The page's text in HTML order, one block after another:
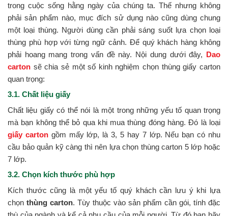
trong cuộc sống hằng ngày của chúng ta. Thế nhưng không
phải sản phẩm nào, mục đích sử dụng nào cũng dùng chung
một loại thùng. Người dùng cần phải sáng suốt lựa chọn loại
thùng phù hợp với từng ngữ cảnh. Để quý khách hàng không
phải hoang mang trong vấn đề này. Nội dung dưới đây, Dao
carton sẽ chia sẻ một số kinh nghiệm chọn thùng giấy carton
quan trọng:
3.1. Chất liệu giấy
Chất liệu giấy có thể nói là một trong những yếu tố quan trọng
mà bạn không thể bỏ qua khi mua thùng đóng hàng. Đó là loại
giấy cartongồm mấy lớp, là 3, 5 hay 7 lớp. Nếu bạn có nhu
cầu bảo quản kỹ càng thì nên lựa chọn thùng carton 5 lớp hoặc
7 lớp.
3.2. Chọn kích thước phù hợp
Kích thước cũng là một yếu tố quý khách cần lưu ý khi lựa
chọn thùng carton. Tùy thuộc vào sản phẩm cần gói, tính đặc